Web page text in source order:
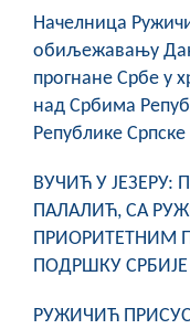
Заштита од
COVID 19
Пољопривреда
Туризам
Начелница
обиљежавању
прогнане Србе у
над Србима
Републике
ВУЧИЋ У ЈЕЗЕРУ:
ПАЛАЛИЋ, СА
ПРИОРИТЕТНИМ
ПОДРШКУ СРБИЈЕ
РУЖИЧИЋ